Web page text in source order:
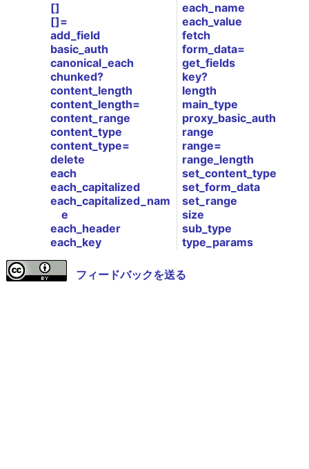
[]
[]=
add_field
basic_auth
canonical_each
chunked?
content_length
content_length=
content_range
content_type
content_type=
delete
each
each_capitalized
each_capitalized_nam
e
each_header
each_key
each_name
each_value
fetch
form_data=
get_fields
key?
length
main_type
proxy_basic_auth
range
range=
range_length
set_content_type
set_form_data
set_range
size
sub_type
type_params
フィードバックを送る